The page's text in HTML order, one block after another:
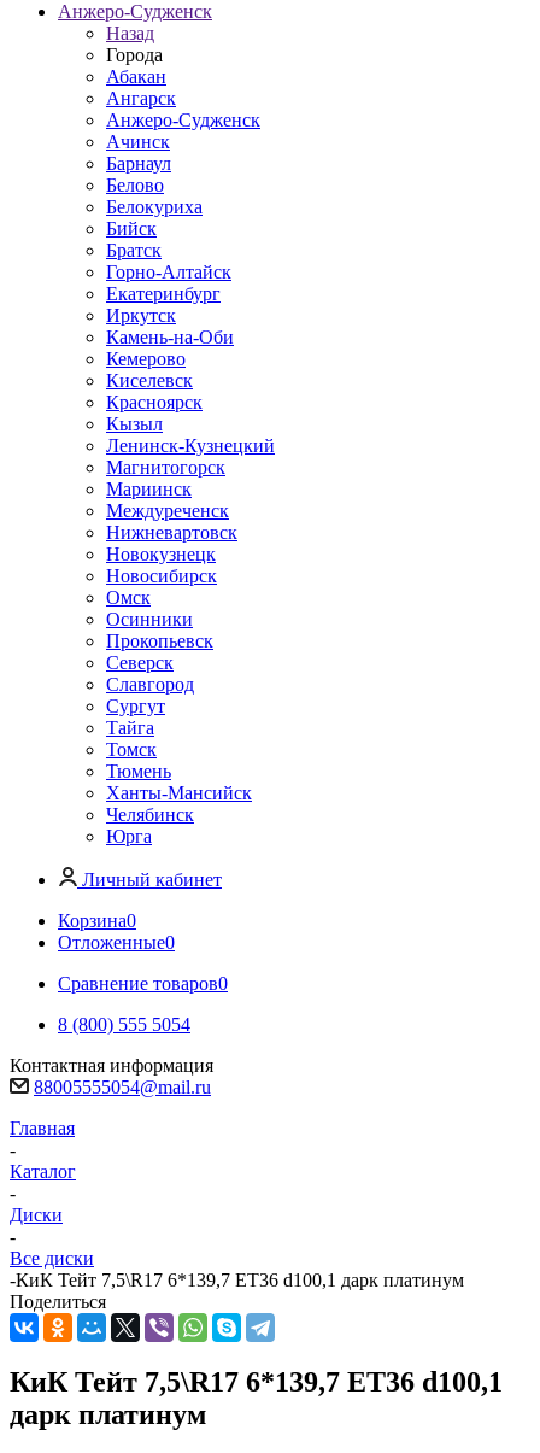
Анжеро-Судженск
Назад
Города
Абакан
Ангарск
Анжеро-Судженск
Ачинск
Барнаул
Белово
Белокуриха
Бийск
Братск
Горно-Алтайск
Екатеринбург
Иркутск
Камень-на-Оби
Кемерово
Киселевск
Красноярск
Кызыл
Ленинск-Кузнецкий
Магнитогорск
Мариинск
Междуреченск
Нижневартовск
Новокузнецк
Новосибирск
Омск
Осинники
Прокопьевск
Северск
Славгород
Сургут
Тайга
Томск
Тюмень
Ханты-Мансийск
Челябинск
Юрга
Личный кабинет
Корзина0
Отложенные0
Сравнение товаров0
8 (800) 555 5054
Контактная информация
88005555054@mail.ru
Главная
-
Каталог
-
Диски
-
Все диски
-КиК Тейт 7,5\R17 6*139,7 ET36 d100,1 дарк платинум
Поделиться
КиК Тейт 7,5\R17 6*139,7 ET36 d100,1
дарк платинум